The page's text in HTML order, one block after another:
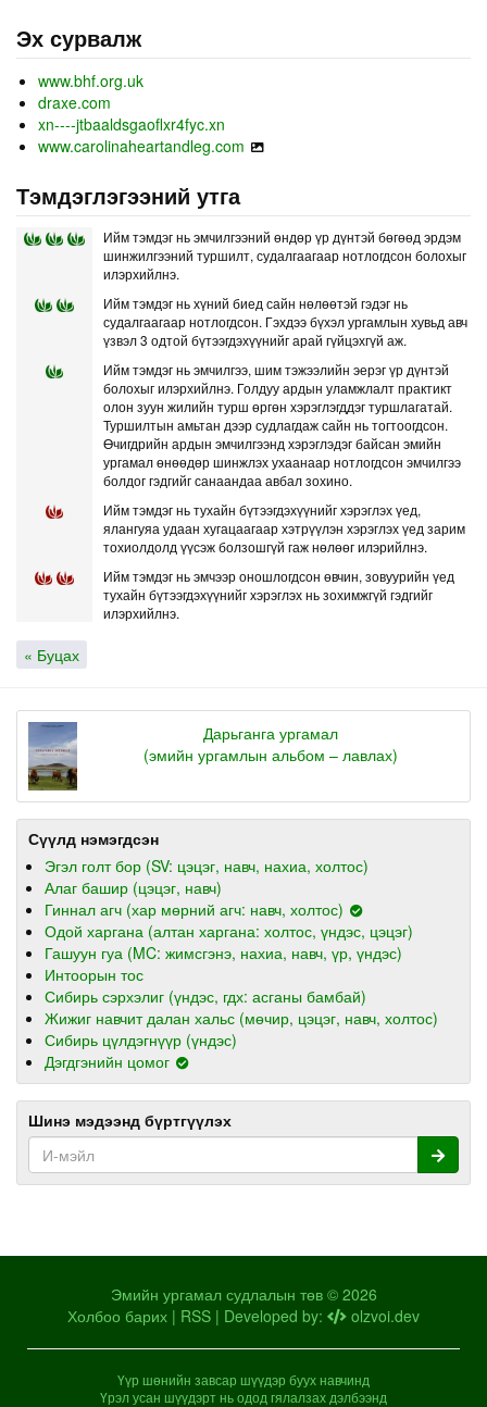
Эх сурвалж
www.bhf.org.uk
draxe.com
xn----jtbaaldsgaoflxr4fyc.xn
www.carolinaheartandleg.com
Тэмдэглэгээний утга
Ийм тэмдэг нь эмчилгээний өндөр үр дүнтэй бөгөөд эрдэм
шинжилгээний туршилт, судалгаагаар нотлогдсон болохыг
илэрхийлнэ.
Ийм тэмдэг нь хүний биед сайн нөлөөтэй гэдэг нь
судалгаагаар нотлогдсон. Гэхдээ бүхэл ургамлын хувьд авч
үзвэл 3 одтой бүтээгдэхүүнийг арай гүйцэхгүй аж.
Ийм тэмдэг нь эмчилгээ, шим тэжээлийн эерэг үр дүнтэй
болохыг илэрхийлнэ. Голдуу ардын уламжлалт практикт
олон зуун жилийн турш өргөн хэрэглэгддэг туршлагатай.
Туршилтын амьтан дээр судлагдаж сайн нь тогтоогдсон.
Өчигдрийн ардын эмчилгээнд хэрэглэдэг байсан эмийн
ургамал өнөөдөр шинжлэх ухаанаар нотлогдсон эмчилгээ
болдог гэдгийг санаандаа авбал зохино.
Ийм тэмдэг нь тухайн бүтээгдэхүүнийг хэрэглэх үед,
ялангуяа удаан хугацаагаар хэтрүүлэн хэрэглэх үед зарим
тохиолдолд үүсэж болзошгүй гаж нөлөөг илэрийлнэ.
Ийм тэмдэг нь эмчээр оношлогдсон өвчин, зовуурийн үед
тухайн бүтээгдэхүүнийг хэрэглэх нь зохимжгүй гэдгийг
илэрхийлнэ.
« Буцах
Дарьганга ургамал
(эмийн ургамлын альбом – лавлах)
Сүүлд нэмэгдсэн
Эгэл голт бор (SV: цэцэг, навч, нахиа, холтос)
Алаг башир (цэцэг, навч)
Гиннал агч (хар мөрний агч: навч, холтос)
Одой харгана (алтан харгана: холтос, үндэс, цэцэг)
Гашуун гуа (MC: жимсгэнэ, нахиа, навч, үр, үндэс)
Интоорын тос
Сибирь сэрхэлиг (үндэс, гдх: асганы бамбай)
Жижиг навчит далан хальс (мөчир, цэцэг, навч, холтос)
Сибирь цүлдэгнүүр (үндэс)
Дэгдгэнийн цомог
Шинэ мэдээнд бүртгүүлэх
Эмийн ургамал судлалын төв © 2026
Холбоо барих | RSS | Developed by: olzvoi.dev
Үүр шөнийн завсар шүүдэр буух навчинд
Үрэл усан шүүдэрт нь одод гялалзах дэлбээнд